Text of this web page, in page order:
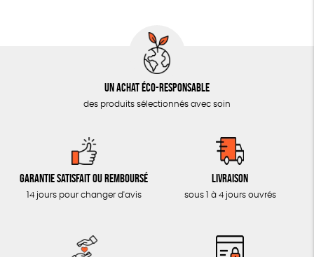
CUISINE / NUTRITION
ACCESSOIRES
Un achat éco-responsable
des produits sélectionnés avec soin
Garantie satisfait ou remboursé
14 jours pour changer d'avis
Livraison
sous 1 à 4 jours ouvrés